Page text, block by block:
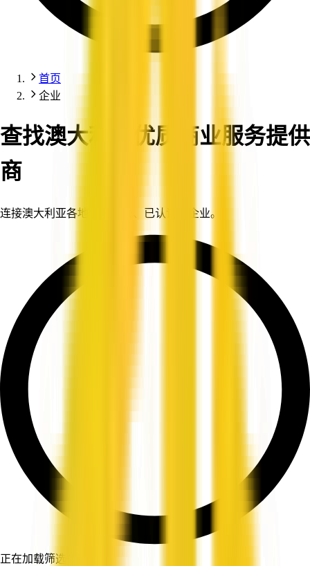
首页
企业
查找澳大利亚优质商业服务提供
商
连接澳大利亚各地值得信赖、已认证的企业。
正在加载筛选条件